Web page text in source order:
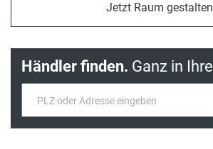
Jetzt Raum gestalten
Händler finden. Ganz in